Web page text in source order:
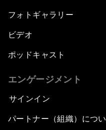
フォトギャラリー
ビデオ
ポッドキャスト
エンゲージメント
サインイン
パートナー（組織）につ